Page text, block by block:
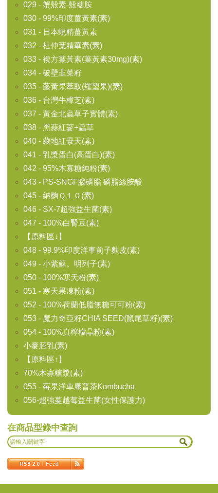
029 - 蟹殼素-殼糖胺
030 - 99%印度薑黃素(素)
031 - 日本蜆精薑黃素
032 - 杜仲葉精華素(素)
033 - 複方葉黃素(葉黃素30mg)(素)
034 - 破壁韭菜籽
035 - 藤黃果萃取(羅望果)(素)
036 - 台灣牛樟芝(素)
037 - 黃金北蟲草子實體(素)
038 - 黑蒜紅蔘+蟲草
040 - 藏地紅景天(素)
041 - 乳漿蛋白(高蛋白)(素)
042 - 95%木寡糖純粉(素)
043 - PS-SNGF腦磷脂 磷脂絲胺酸
045 - 納麴Ｑ１０(素)
046 - SX-7超強益生菌(素)
047 - 100%白腎豆(素)
【原料區↓】
048 - 99.9%印度洋車前子麩皮(素)
049 - 小紫蘇。明列子(素)
050 - 100%寒天粉(素)
051 - 寒天果凍粉(素)
052 - 100%荷蘭低脂無糖可可粉(素)
053 - 魔力奇亞籽CHIA SEED(鼠尾草籽)(素)
054 - 100%真檸檬晶粉(素)
小麥胚乳(素)
【原料區↑】
70%木寡糖漿(素)
055 - 莓果洋車康普茶Kombucha
056-超強蔓越莓益生菌(女性保護力)
在商品型錄中查詢